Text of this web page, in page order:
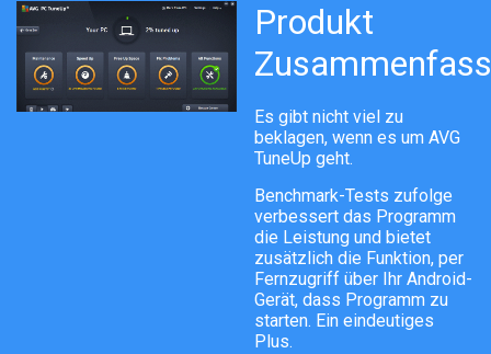
Produkt
Es gibt nicht viel zu
beklagen, wenn es um AVG
TuneUp geht.
Benchmark-Tests zufolge
verbessert das Programm
die Leistung und bietet
zusätzlich die Funktion, per
Fernzugriff über Ihr Android-
Gerät, dass Programm zu
starten. Ein eindeutiges
Plus.